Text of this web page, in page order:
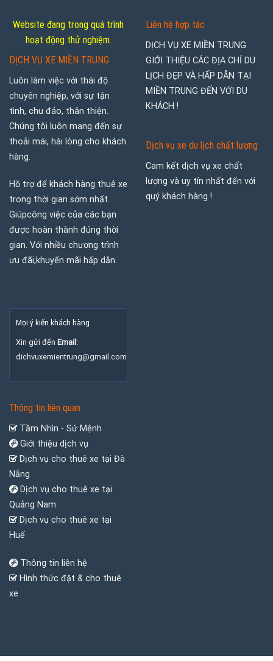
Website đang trong quá trình
hoạt động thử nghiệm.
DỊCH VỤ XE MIỀN TRUNG
Luôn làm việc với thái độ
chuyên nghiệp, với sự tận
tình, chu đáo, thân thiện.
Chúng tôi luôn mang đến sự
thoải mái, hài lòng cho khách
hàng.
Hỗ trợ để khách hàng thuê xe
trong thời gian sớm nhất.
Giúpcông việc của các bạn
được hoàn thành đúng thời
gian. Với nhiều chương trình
ưu đãi,khuyến mãi hấp dẫn.
Mọi ý kiến khách hàng
Xin gửi đến Email:
dichvuxemientrung@gmail.com
Liên hệ hợp tác
DỊCH VỤ XE MIỀN TRUNG
GIỚI THIỆU CÁC ĐỊA CHỈ DU
LỊCH ĐẸP VÀ HẤP DẪN TẠI
MIỀN TRUNG ĐẾN VỚI DU
KHÁCH !
Dịch vụ xe du lịch chất lượng
Cam kết dịch vụ xe chất
lượng và uy tín nhất đến với
quý khách hàng !
Thông tin liên quan:
Tầm Nhìn - Sứ Mệnh
Giới thiệu dịch vụ
Dịch vụ cho thuê xe tại Đà
Nẵng
Dịch vụ cho thuê xe tại
Quảng Nam
Dịch vụ cho thuê xe tại
Huế
Thông tin liên hệ
Hình thức đặt & cho thuê
xe